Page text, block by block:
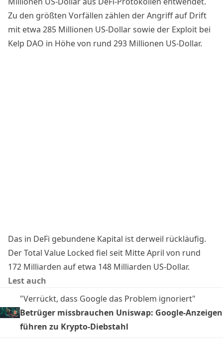
Zu den größten Vorfällen zählen derAngriff auf Drift
mit etwa 285 Millionen US-Dollar sowie der Exploit bei
Kelp DAO in Höhe von rund 293 Millionen US-Dollar.
Das in DeFi gebundene Kapital ist derweil rückläufig.
Der Total Value Locked fiel seit Mitte April von rund
172 Milliarden auf etwa 148 Milliarden US-Dollar.
Lest auch
"Verrückt, dass Google das Problem ignoriert"
Betrüger missbrauchen Uniswap: Google-Anzeigen
führen zu Krypto-Diebstahl